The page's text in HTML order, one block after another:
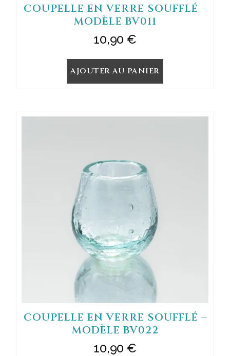
COUPELLE EN VERRE SOUFFLÉ –
MODÈLE BV011
10,90 €
AJOUTER AU PANIER
COUPELLE EN VERRE SOUFFLÉ –
MODÈLE BV022
10,90 €